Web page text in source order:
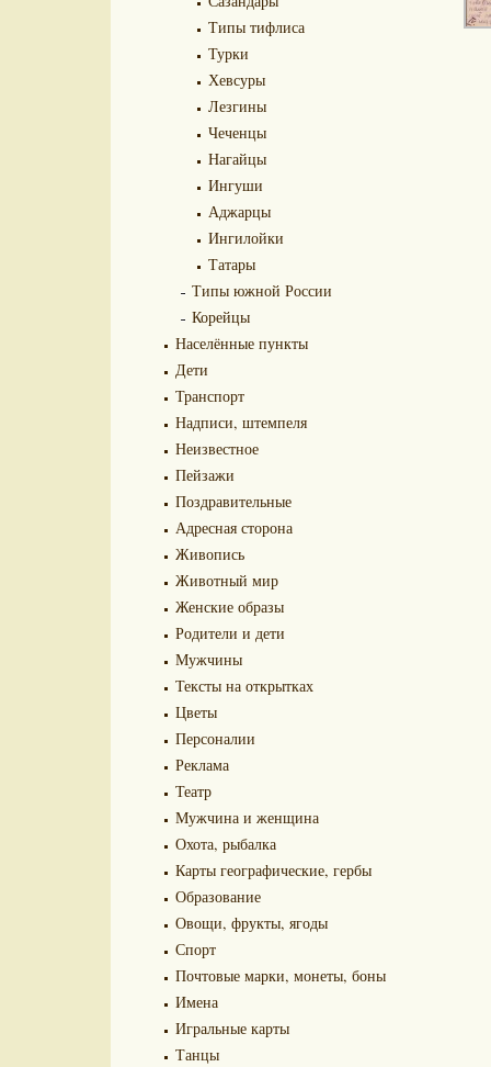
Типы тифлиса
Турки
Хевсуры
Лезгины
Чеченцы
Нагайцы
Ингуши
Аджарцы
Ингилойки
Татары
Типы южной России
Корейцы
Населённые пункты
Дети
Транспорт
Надписи, штемпеля
Неизвестное
Пейзажи
Поздравительные
Адресная сторона
Живопись
Животный мир
Женские образы
Родители и дети
Мужчины
Тексты на открытках
Цветы
Персоналии
Реклама
Театр
Мужчина и женщина
Охота, рыбалка
Карты географические, гербы
Образование
Овощи, фрукты, ягоды
Спорт
Почтовые марки, монеты, боны
Имена
Игральные карты
Танцы